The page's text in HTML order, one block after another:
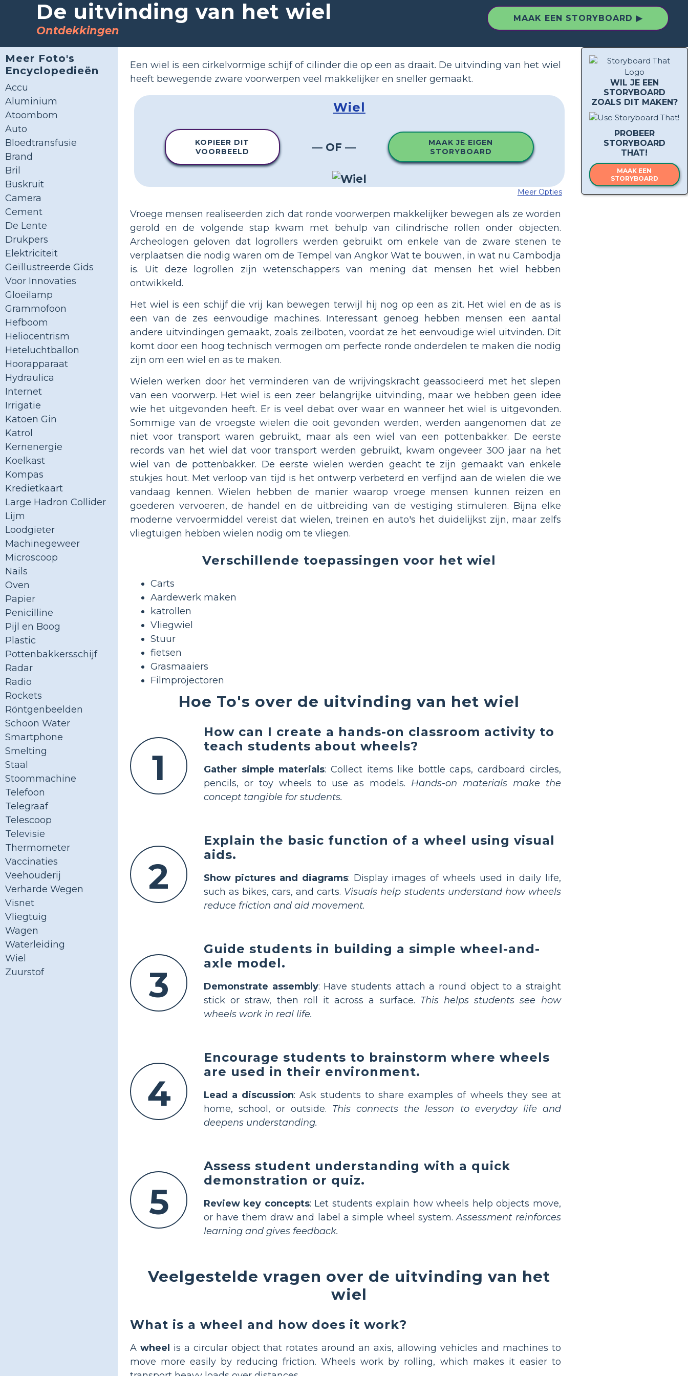
De uitvinding van het wiel
Ontdekkingen
MAAK EEN STORYBOARD ▶
Meer Foto's
Encyclopedieën
Accu
Aluminium
Atoombom
Auto
Bloedtransfusie
Brand
Bril
Buskruit
Camera
Cement
De Lente
Drukpers
Elektriciteit
Geïllustreerde Gids
Voor Innovaties
Gloeilamp
Grammofoon
Hefboom
Heliocentrism
Heteluchtballon
Hoorapparaat
Hydraulica
Internet
Irrigatie
Katoen Gin
Katrol
Kernenergie
Koelkast
Kompas
Kredietkaart
Large Hadron Collider
Lijm
Loodgieter
Machinegeweer
Microscoop
Nails
Oven
Papier
Penicilline
Pijl en Boog
Plastic
Pottenbakkersschijf
Radar
Radio
Rockets
Röntgenbeelden
Schoon Water
Smartphone
Smelting
Staal
Stoommachine
Telefoon
Telegraaf
Telescoop
Televisie
Thermometer
Vaccinaties
Veehouderij
Verharde Wegen
Visnet
Vliegtuig
Wagen
Waterleiding
Wiel
Zuurstof
WIL JE EEN
STORYBOARD
ZOALS DIT MAKEN?
PROBEER
STORYBOARD
THAT!
MAAK EEN
STORYBOARD
Een wiel is een cirkelvormige schijf of cilinder die op een as draait. De uitvinding van het wiel
heeft bewegende zware voorwerpen veel makkelijker en sneller gemaakt.
Wiel
KOPIEER DIT
VOORBEELD
— OF —
MAAK JE EIGEN
STORYBOARD
Meer Opties
Vroege mensen realiseerden zich dat ronde voorwerpen makkelijker bewegen als ze worden
gerold en de volgende stap kwam met behulp van cilindrische rollen onder objecten.
Archeologen geloven dat logrollers werden gebruikt om enkele van de zware stenen te
verplaatsen die nodig waren om de Tempel van Angkor Wat te bouwen, in wat nu Cambodja
is. Uit deze logrollen zijn wetenschappers van mening dat mensen het wiel hebben
ontwikkeld.
Het wiel is een schijf die vrij kan bewegen terwijl hij nog op een as zit. Het wiel en de as is
een van de zes eenvoudige machines. Interessant genoeg hebben mensen een aantal
andere uitvindingen gemaakt, zoals zeilboten, voordat ze het eenvoudige wiel uitvinden. Dit
komt door een hoog technisch vermogen om perfecte ronde onderdelen te maken die nodig
zijn om een ​​wiel en as te maken.
Wielen werken door het verminderen van de wrijvingskracht geassocieerd met het slepen
van een voorwerp. Het wiel is een zeer belangrijke uitvinding, maar we hebben geen idee
wie het uitgevonden heeft. Er is veel debat over waar en wanneer het wiel is uitgevonden.
Sommige van de vroegste wielen die ooit gevonden werden, werden aangenomen dat ze
niet voor transport waren gebruikt, maar als een wiel van een pottenbakker. De eerste
records van het wiel dat voor transport werden gebruikt, kwam ongeveer 300 jaar na het
wiel van de pottenbakker. De eerste wielen werden geacht te zijn gemaakt van enkele
stukjes hout. Met verloop van tijd is het ontwerp verbeterd en verfijnd aan de wielen die we
vandaag kennen. Wielen hebben de manier waarop vroege mensen kunnen reizen en
goederen vervoeren, de handel en de uitbreiding van de vestiging stimuleren. Bijna elke
moderne vervoermiddel vereist dat wielen, treinen en auto's het duidelijkst zijn, maar zelfs
vliegtuigen hebben wielen nodig om te vliegen.
Verschillende toepassingen voor het wiel
Carts
Aardewerk maken
katrollen
Vliegwiel
Stuur
fietsen
Grasmaaiers
Filmprojectoren
Hoe To's over de uitvinding van het wiel
1
How can I create a hands-on classroom activity to
teach students about wheels?
Gather simple materials: Collect items like bottle caps, cardboard circles,
pencils, or toy wheels to use as models. Hands-on materials make the
concept tangible for students.
2
Explain the basic function of a wheel using visual
aids.
Show pictures and diagrams: Display images of wheels used in daily life,
such as bikes, cars, and carts. Visuals help students understand how wheels
reduce friction and aid movement.
3
Guide students in building a simple wheel-and-
axle model.
Demonstrate assembly: Have students attach a round object to a straight
stick or straw, then roll it across a surface. This helps students see how
wheels work in real life.
4
Encourage students to brainstorm where wheels
are used in their environment.
Lead a discussion: Ask students to share examples of wheels they see at
home, school, or outside. This connects the lesson to everyday life and
deepens understanding.
5
Assess student understanding with a quick
demonstration or quiz.
Review key concepts: Let students explain how wheels help objects move,
or have them draw and label a simple wheel system.Assessment reinforces
learning and gives feedback.
Veelgestelde vragen over de uitvinding van het
wiel
What is a wheel and how does it work?
A wheel
is a circular object that rotates around an axis, allowing vehicles and machines to
move more easily by reducing friction. Wheels work by rolling, which makes it easier to